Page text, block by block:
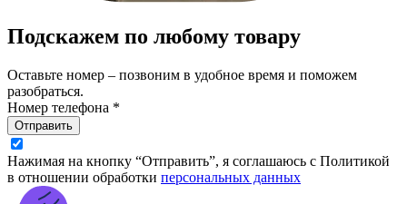
Подскажем по любому товару
Оставьте номер – позвоним в удобное время и поможем
разобраться.
Номер телефона *
Отправить
Нажимая на кнопку “Отправить”, я соглашаюсь с Политикой
в отношении обработки персональных данных